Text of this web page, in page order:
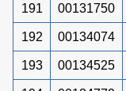
191 00131750
192 00134074
193 00134525